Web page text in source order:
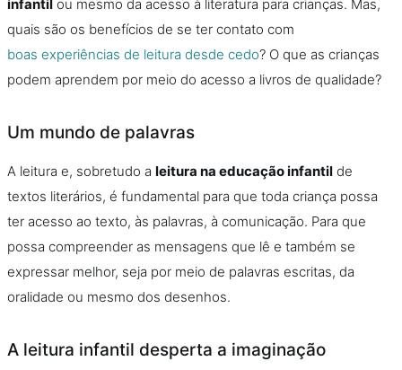
infantil ou mesmo da acesso à literatura para crianças. Mas,
quais são os benefícios de se ter contato com
boas experiências de leitura desde cedo? O que as crianças
podem aprendem por meio do acesso a livros de qualidade?
Um mundo de palavras
A leitura e, sobretudo a leitura na educação infantil de
textos literários, é fundamental para que toda criança possa
ter acesso ao texto, às palavras, à comunicação. Para que
possa compreender as mensagens que lê e também se
expressar melhor, seja por meio de palavras escritas, da
oralidade ou mesmo dos desenhos.
A leitura infantil desperta a imaginação